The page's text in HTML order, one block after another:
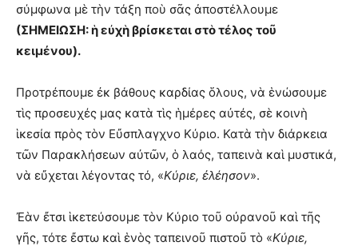
σύμφωνα μὲ τὴν τάξη ποὺ σᾶς ἀποστέλλουμε
(ΣΗΜΕΙΩΣΗ: ἡ εὐχὴ βρίσκεται στὸ τέλος τοῦ
κειμένου).
Προτρέπουμε ἐκ βάθους καρδίας ὅλους, νὰ ἑνώσουμε
τὶς προσευχές μας κατὰ τὶς ἡμέρες αὐτές, σὲ κοινὴ
ἱκεσία πρὸς τὸν Εὔσπλαγχνο Κύριο. Κατὰ τὴν διάρκεια
τῶν Παρακλήσεων αὐτῶν, ὁ λαός, ταπεινὰ καὶ μυστικά,
νὰ εὔχεται λέγοντας τό, «Κύριε, ἐλέησον».
Ἐὰν ἔτσι ἱκετεύσουμε τὸν Κύριο τοῦ οὐρανοῦ καὶ τῆς
γῆς, τότε ἔστω καὶ ἑνὸς ταπεινοῦ πιστοῦ τὸ «Κύριε,